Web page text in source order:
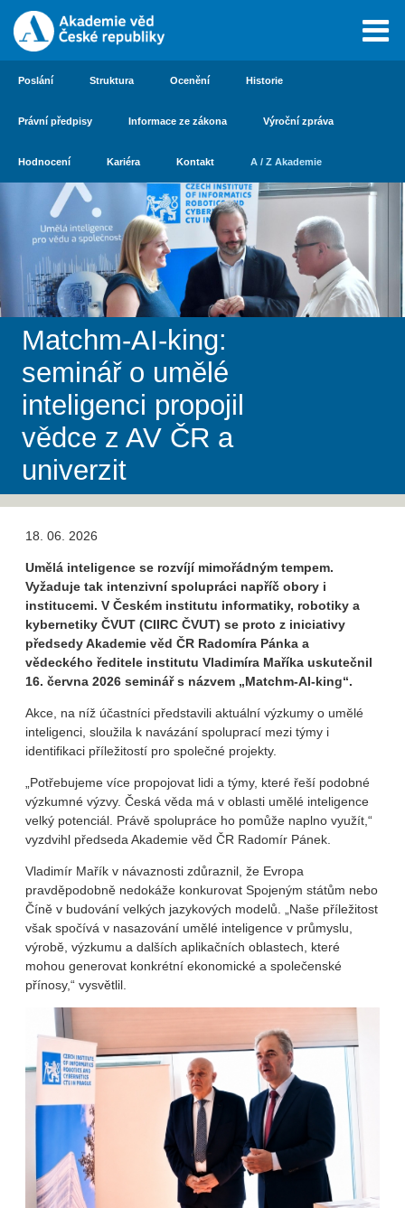
Poslání Struktura Ocenění Historie
Právní předpisy Informace ze zákona Výroční zpráva
Hodnocení Kariéra Kontakt A / Z Akademie
Matchm-AI-king:
seminář o umělé
inteligenci propojil
vědce z AV ČR a
univerzit
18. 06. 2026
Umělá inteligence se rozvíjí mimořádným tempem.
Vyžaduje tak intenzivní spolupráci napříč obory i
institucemi. V Českém institutu informatiky, robotiky a
kybernetiky ČVUT (CIIRC ČVUT) se proto z iniciativy
předsedy Akademie věd ČR Radomíra Pánka a
vědeckého ředitele institutu Vladimíra Maříka uskutečnil
16. června 2026 seminář s názvem „Matchm-AI-king“.
Akce, na níž účastníci představili aktuální výzkumy o umělé
inteligenci, sloužila k navázání spoluprací mezi týmy i
identifikaci příležitostí pro společné projekty.
„Potřebujeme více propojovat lidi a týmy, které řeší podobné
výzkumné výzvy. Česká věda má v oblasti umělé inteligence
velký potenciál. Právě spolupráce ho pomůže naplno využít,“
vyzdvihl předseda Akademie věd ČR Radomír Pánek.
Vladimír Mařík v návaznosti zdůraznil, že Evropa
pravděpodobně nedokáže konkurovat Spojeným státům nebo
Číně v budování velkých jazykových modelů. „Naše příležitost
však spočívá v nasazování umělé inteligence v průmyslu,
výrobě, výzkumu a dalších aplikačních oblastech, které
mohou generovat konkrétní ekonomické a společenské
přínosy,“ vysvětlil.